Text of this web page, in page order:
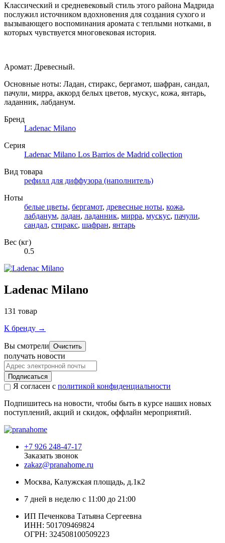
Классический и средневековый стиль этого района Мадрида
послужил источником вдохновения для создания сухого и
вызывающего воспоминания аромата с теплыми нотками, в
которых чувствуется многовековая история.
Аромат: Древесный.
Основные ноты: Ладан, стиракс, бергамот, шафран, сандал,
пачули, мирра, аккорд белых цветов, мускус, кожа, янтарь,
ладанник, лабданум.
Бренд
Ladenac Milano
Серия
Ladenac Milano Los Barrios de Madrid collection
Вид товара
рефилл для диффузора (наполнитель)
Ноты
белые цветы, бергамот, древесные ноты, кожа,
лабданум, ладан, ладанник, мирра, мускус, пачули,
сандал, стиракс, шафран, янтарь
Вес (кг)
0.5
Ladenac Milano
131 товар
К бренду →
Вы смотрели Очистить
получать новости
Подписаться
Я согласен с политикой конфиденциальности
Подпишитесь на новости, чтобы быть в курсе наших новых
поступлений, акций и скидок, оффлайн мероприятий.
+7 926 248-47-17
Заказать звонок
zakaz@pranahome.ru
Москва, Калужская площадь, д.1к2
7 дней в неделю с 11:00 до 21:00
ИП Печенкова Татьяна Сергеевна
ИНН: 501709469824
ОГРН: 324508100509223